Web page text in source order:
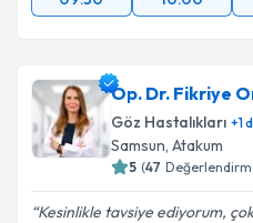
Op. Dr. Fikriye
Göz Hastalıkları +1
Samsun, Atakum
5 (47
Kesinlikle tavsiye ediyorum,